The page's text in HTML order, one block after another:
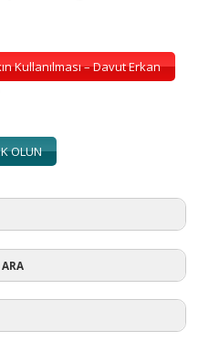
Kullanılması – Davut Erkan
OLUN